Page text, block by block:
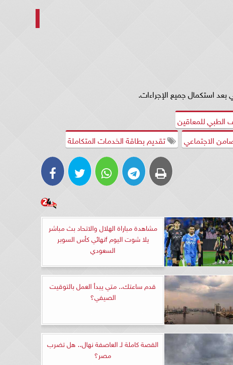
بعد استكمال جميع الإجراءات.
الطبي للمعاقين
الاجتماعي تقديم بطاقة الخدمات المتكاملة
مشاهدة مباراة الهلال والاتحاد بث مباشر
يلا شوت اليوم fنهائي كأس السوبر
السعودي
قدم ساعتك.. متي يبدأ العمل بالتوقيت
الصيفي؟
القصة كاملة لـ العاصفة نهال.. هل تضرب
مصر؟